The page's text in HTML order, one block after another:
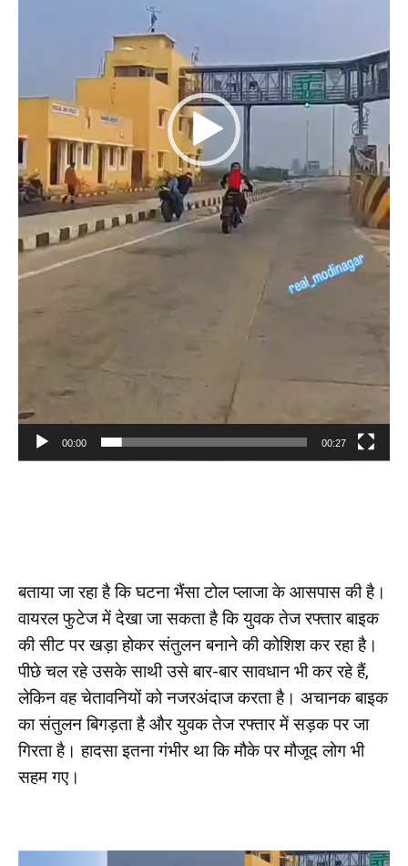
00:00 00:27
बताया जा रहा है कि घटना भैंसा टोल प्लाजा के आसपास की है।
वायरल फुटेज में देखा जा सकता है कि युवक तेज रफ्तार बाइक
की सीट पर खड़ा होकर संतुलन बनाने की कोशिश कर रहा है।
पीछे चल रहे उसके साथी उसे बार-बार सावधान भी कर रहे हैं,
लेकिन वह चेतावनियों को नजरअंदाज करता है। अचानक बाइक
का संतुलन बिगड़ता है और युवक तेज रफ्तार में सड़क पर जा
गिरता है। हादसा इतना गंभीर था कि मौके पर मौजूद लोग भी
सहम गए।